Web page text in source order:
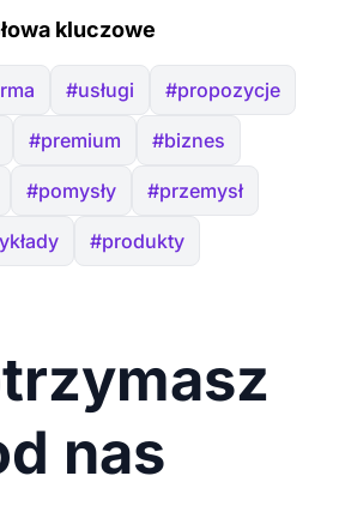
kluczowe
#usługi #propozycje
#premium #biznes
#pomysły #przemysł
#produkty
nas